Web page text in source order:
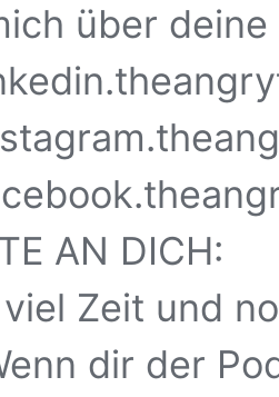
über
AN DICH:
Zeit und
dir der